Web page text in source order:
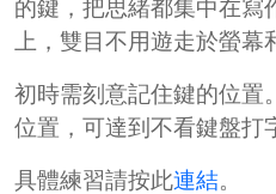
的鍵，把思緒都集中在寫
上，雙目不用遊走於螢幕
初時需刻意記住鍵的位置
位置，可達到不看鍵盤打
具體練習請按此連結。